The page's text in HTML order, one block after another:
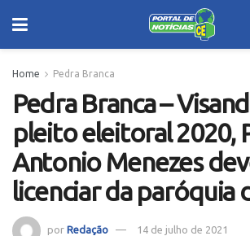
Home Pedra Branca
Pedra Branca –
pleito eleitoral 2020,
Antonio Menezes
licenciar da paróquia
por Redação 14 de julho de 2021